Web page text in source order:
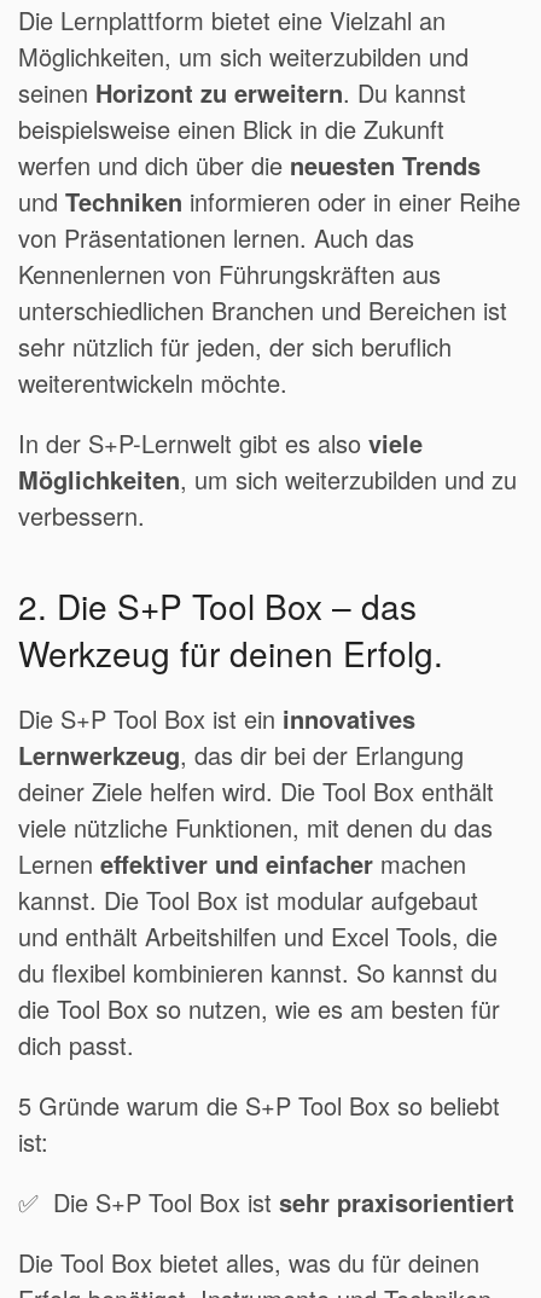
Die Lernplattform bietet eine Vielzahl an
Möglichkeiten, um sich weiterzubilden und
seinen Horizont zu erweitern. Du kannst
beispielsweise einen Blick in die Zukunft
werfen und dich über die neuesten Trends
und Techniken informieren oder in einer Reihe
von Präsentationen lernen. Auch das
Kennenlernen von Führungskräften aus
unterschiedlichen Branchen und Bereichen ist
sehr nützlich für jeden, der sich beruflich
weiterentwickeln möchte.
In der S+P-Lernwelt gibt es also viele
Möglichkeiten, um sich weiterzubilden und zu
verbessern.
2. Die S+P Tool Box – das
Werkzeug für deinen Erfolg.
Die S+P Tool Box ist ein innovatives
Lernwerkzeug, das dir bei der Erlangung
deiner Ziele helfen wird. Die Tool Box enthält
viele nützliche Funktionen, mit denen du das
Lernen effektiver und einfacher machen
kannst. Die Tool Box ist modular aufgebaut
und enthält Arbeitshilfen und Excel Tools, die
du flexibel kombinieren kannst. So kannst du
die Tool Box so nutzen, wie es am besten für
dich passt.
5 Gründe warum die S+P Tool Box so beliebt
ist:
✅ Die S+P Tool Box ist sehr praxisorientiert
Die Tool Box bietet alles, was du für deinen